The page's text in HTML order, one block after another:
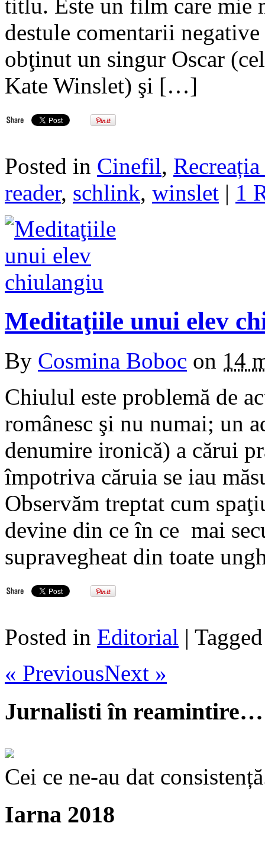
titlu. Este un film care mie
destule comentarii
obţinut un singur Oscar
Kate Winslet) şi […]
Posted in Cinefil,
reader, schlink, winslet | 1
Meditaţiile unui elev
By Cosmina Boboc on 14
Chiulul este problemă de
românesc şi nu numai; un
denumire ironică) a cărui
împotriva căruia se iau
Observăm treptat cum
devine din ce în ce mai
supravegheat din toate
Posted in Editorial |
« PreviousNext »
Jurnalisti în reamintire…
Cei ce ne-au dat
Iarna 2018